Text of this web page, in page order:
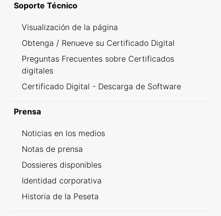
Soporte Técnico
Visualización de la página
Obtenga / Renueve su Certificado Digital
Preguntas Frecuentes sobre Certificados
digitales
Certificado Digital - Descarga de Software
Prensa
Noticias en los medios
Notas de prensa
Dossieres disponibles
Identidad corporativa
Historia de la Peseta